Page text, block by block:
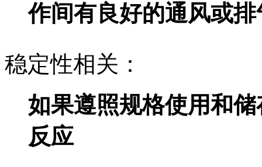
作间有良好的通风或
稳定性相关：
如果遵照规格使用和
反应